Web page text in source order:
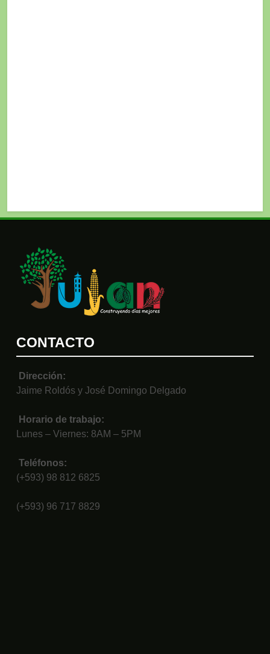
CONTACTO
Dirección:
Jaime Roldós y José Domingo Delgado
Horario de trabajo:
Lunes – Viernes: 8AM – 5PM
Teléfonos:
(+593) 98 812 6825
(+593) 96 717 8829